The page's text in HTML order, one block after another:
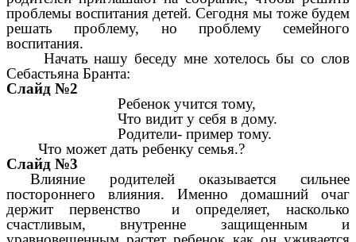
проблемы воспитания детей. Сегодня мы тоже будем
решать проблему, но проблему семейного
воспитания.
Начать нашу беседу мне хотелось бы со слов
Себастьяна Бранта:
Слайд №2
Ребенок учится тому,
Что видит у себя в дому.
Родители- пример тому.
Что может дать ребенку семья.?
Слайд №3
Влияние родителей оказывается сильнее
постороннего влияния. Именно домашний очаг
держит первенство и определяет, насколько
счастливым, внутренне защищенным и